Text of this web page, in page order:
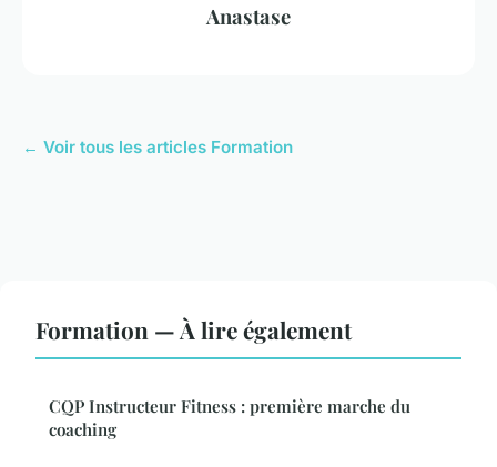
Anastase
← Voir tous les articles Formation
Formation — À lire également
CQP Instructeur Fitness : première marche du
coaching